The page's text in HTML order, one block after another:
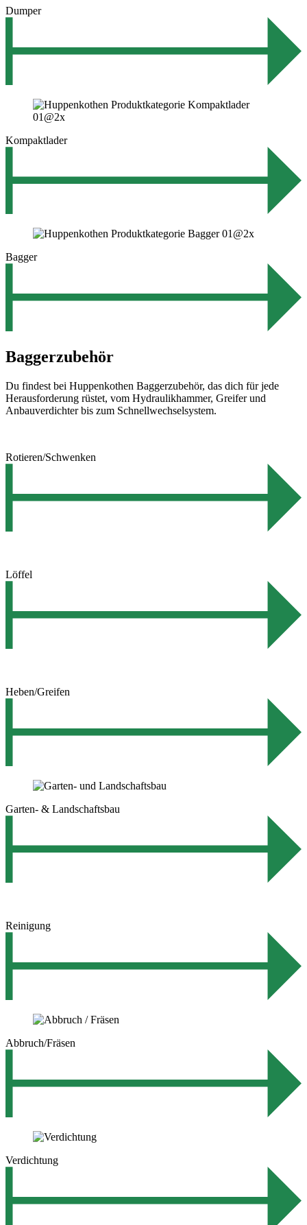
Dumper
Kompaktlader
Bagger
Baggerzubehör
Du findest bei Huppenkothen Baggerzubehör, das dich für jede
Herausforderung rüstet, vom Hydraulikhammer, Greifer und
Anbauverdichter bis zum Schnellwechselsystem.
Rotieren/Schwenken
Löffel
Heben/Greifen
Garten- & Landschaftsbau
Reinigung
Abbruch/Fräsen
Verdichtung